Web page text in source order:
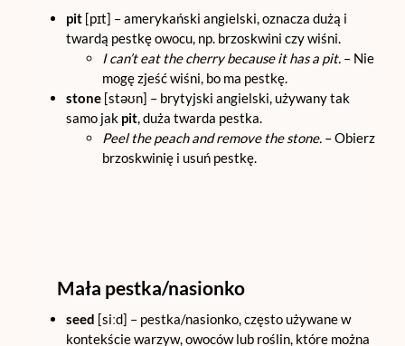
pit [pɪt] – amerykański angielski, oznacza dużą i
twardą pestkę owocu, np. brzoskwini czy wiśni.
I can’t eat the cherry because it has a pit. – Nie
mogę zjeść wiśni, bo ma pestkę.
stone [stəʊn] – brytyjski angielski, używany tak
samo jak pit, duża twarda pestka.
Peel the peach and remove the stone. – Obierz
brzoskwinię i usuń pestkę.
Mała pestka/nasionko
seed [siːd] – pestka/nasionko, często używane w
kontekście warzyw, owoców lub roślin, które można